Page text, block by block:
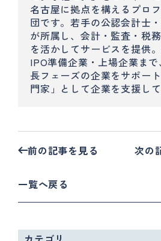
名古屋に拠点を構えるプロ
団です。若手の公認会計士
が所属し、会計・監査・税
を活かしてサービスを提供
IPO準備企業・上場企業ま
長フェーズの企業をサポー
門家」として企業を支援して
前の記事を見る 次の
一覧へ戻る